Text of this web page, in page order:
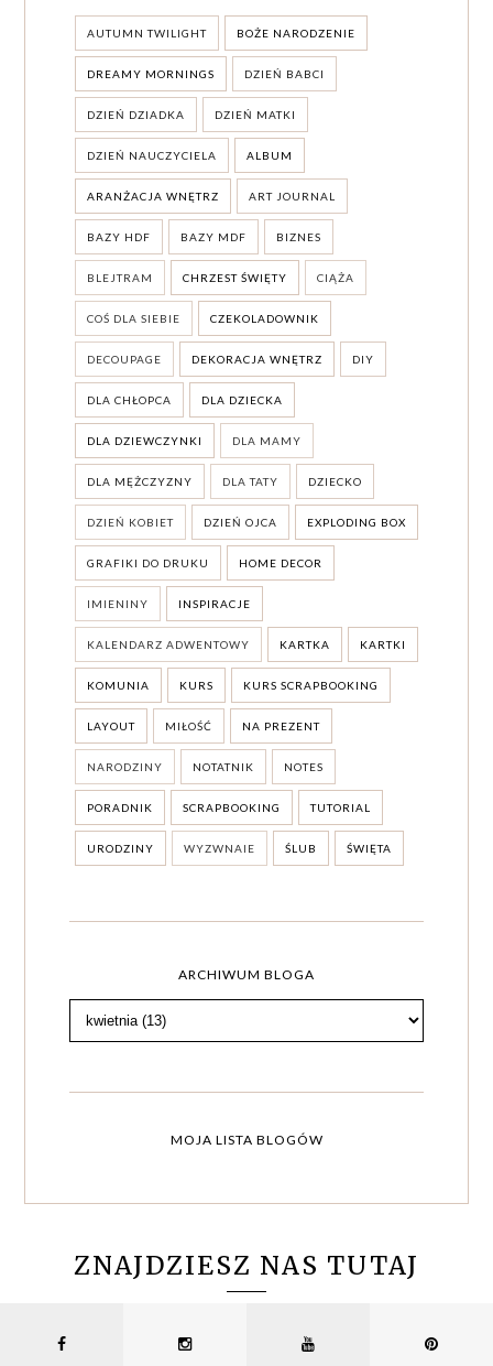
AUTUMN TWILIGHT BOŻE NARODZENIE
DREAMY MORNINGS DZIEŃ BABCI
DZIEŃ DZIADKA DZIEŃ MATKI
DZIEŃ NAUCZYCIELA ALBUM
ARANŻACJA WNĘTRZ ART JOURNAL
BAZY HDF BAZY MDF BIZNES
BLEJTRAM CHRZEST ŚWIĘTY CIĄŻA
COŚ DLA SIEBIE CZEKOLADOWNIK
DECOUPAGE DEKORACJA WNĘTRZ DIY
DLA CHŁOPCA DLA DZIECKA
DLA DZIEWCZYNKI DLA MAMY
DLA MĘŻCZYZNY DLA TATY DZIECKO
DZIEŃ KOBIET DZIEŃ OJCA EXPLODING BOX
GRAFIKI DO DRUKU HOME DECOR
IMIENINY INSPIRACJE
KALENDARZ ADWENTOWY KARTKA KARTKI
KOMUNIA KURS KURS SCRAPBOOKING
LAYOUT MIŁOŚĆ NA PREZENT
NARODZINY NOTATNIK NOTES
PORADNIK SCRAPBOOKING TUTORIAL
URODZINY WYZWNAIE ŚLUB ŚWIĘTA
ARCHIWUM BLOGA
MOJA LISTA BLOGÓW
ZNAJDZIESZ NAS TUTAJ